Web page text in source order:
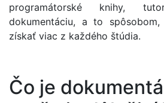
programátorské knihy,
dokumentáciu, a to
získať viac z každého štúdia.
Čo je